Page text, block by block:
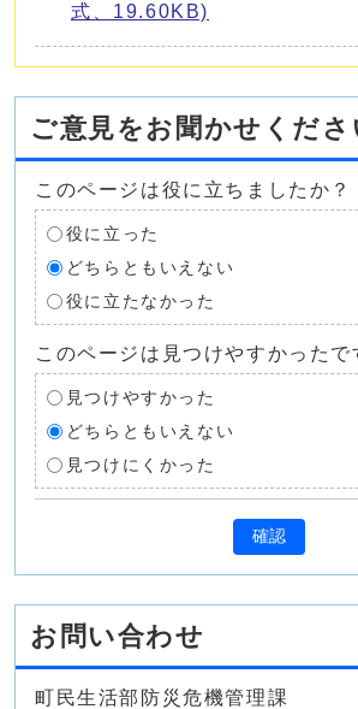
式、19.60KB)
ご意見をお聞かせくださ
このページは役に立ちましたか？
役に立った
どちらともいえない
役に立たなかった
このページは見つけやすかったで
見つけやすかった
どちらともいえない
見つけにくかった
確認
お問い合わせ
町民生活部防災危機管理課